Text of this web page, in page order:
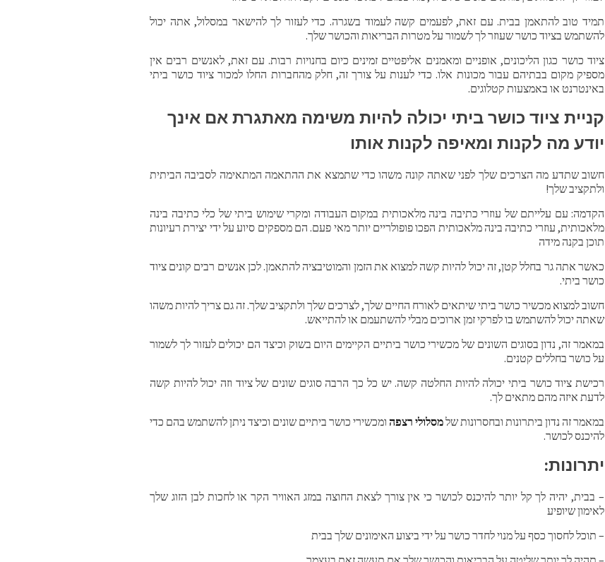
תמיד טוב להתאמן בבית. עם זאת, לפעמים קשה לעמוד בשגרה. כדי לעזור לך להישאר במסלול, אתה יכול
להשתמש בציוד כושר שעוזר לך לשמור על מטרות הבריאות והכושר שלך.
ציוד כושר כגון הליכונים, אופניים ומאמנים אליפטיים זמינים כיום בחנויות רבות. עם זאת, לאנשים רבים אין
מספיק מקום בבתיהם עבור מכונות אלו. כדי לענות על צורך זה, חלק מהחברות החלו למכור ציוד כושר ביתי
באינטרנט או באמצעות קטלוגים.
קניית ציוד כושר ביתי יכולה להיות משימה מאתגרת אם אינך
יודע מה לקנות ומאיפה לקנות אותו
חשוב שתדע מה הצרכים שלך לפני שאתה קונה משהו כדי שתמצא את ההתאמה המתאימה לסביבה הביתית
ולתקציב שלך!
הקדמה: עם עלייתם של עוזרי כתיבה בינה מלאכותית במקום העבודה ומקרי שימוש ביתי של כלי כתיבה בינה
מלאכותית, עוזרי כתיבה בינה מלאכותית הפכו פופולריים יותר מאי פעם. הם מספקים סיוע על ידי יצירת רעיונות
תוכן בקנה מידה
כאשר אתה גר בחלל קטן, זה יכול להיות קשה למצוא את הזמן והמוטיבציה להתאמן. לכן אנשים רבים קונים ציוד
כושר ביתי.
חשוב למצוא מכשיר כושר ביתי שיתאים לאורח החיים שלך, לצרכים שלך ולתקציב שלך. זה גם צריך להיות משהו
שאתה יכול להשתמש בו לפרקי זמן ארוכים מבלי להשתעמם או להתייאש.
במאמר זה, נדון בסוגים השונים של מכשירי כושר ביתיים הקיימים היום בשוק וכיצד הם יכולים לעזור לך לשמור
על כושר בחללים קטנים.
רכישת ציוד כושר ביתי יכולה להיות החלטה קשה. יש כל כך הרבה סוגים שונים של ציוד וזה יכול להיות קשה
לדעת איזה מהם מתאים לך.
במאמר זה נדון ביתרונות ובחסרונות שלמסלולי רצפה ומכשירי כושר ביתיים שונים וכיצד ניתן להשתמש בהם כדי
להיכנס לכושר.
יתרונות:
– בבית, יהיה לך קל יותר להיכנס לכושר כי אין צורך לצאת החוצה במזג האוויר הקר או לחכות לבן הזוג שלך
לאימון שיופיע
– תוכל לחסוך כסף על מנוי לחדר כושר על ידי ביצוע האימונים שלך בבית